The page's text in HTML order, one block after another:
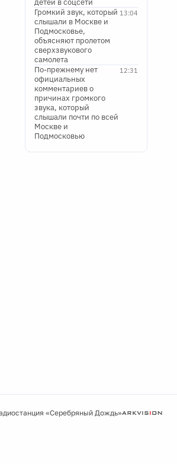
детей в соцсети
13:04
Громкий звук, который
слышали в Москве и
Подмосковье,
объясняют пролетом
сверхзвукового
самолета
12:31
По-прежнему нет
официальных
комментариев о
причинах громкого
звука, который
слышали почти по всей
Москве и
Подмосковью
«Серебряный Дождь»